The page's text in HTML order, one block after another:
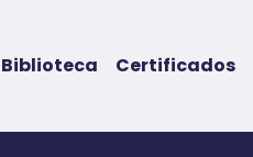
Biblioteca Certificados